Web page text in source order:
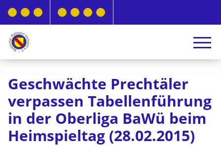
Geschwächte Prechtäler
verpassen Tabellenführung
in der Oberliga BaWü beim
Heimspieltag (28.02.2015)